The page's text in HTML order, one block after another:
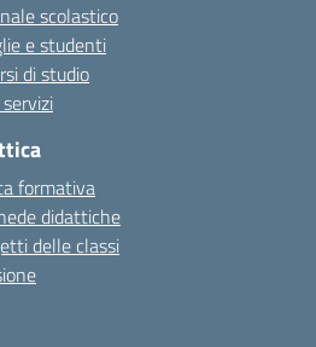
scolastico
e studenti
di studio
formativa
didattiche
delle classi